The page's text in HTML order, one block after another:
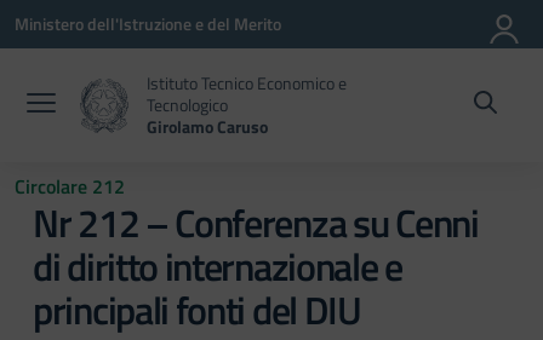
Vai ai contenuti
Vai al menu di navigazione
Vai al footer
Ministero dell'Istruzione e del Merito
Istituto Tecnico Economico e
Tecnologico
Girolamo Caruso
Circolare 212
Nr 212 – Conferenza su Cenni
di diritto internazionale e
principali fonti del DIU